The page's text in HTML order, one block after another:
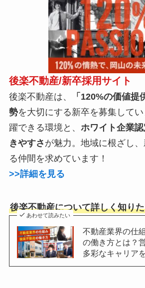
後楽不動産/新卒採用サイト
後楽不動産は、
「120%の価値
勢を大切にする新卒を募集して
躍できる環境と、 ホワイト企業
きやすさ が魅力。地域に根ざし
る仲間を求めています！
>>詳細を見る
後楽不動産について詳しく知り
あわせて読みたい
不動産業界の仕
の働き方とは？
多彩なキャリア